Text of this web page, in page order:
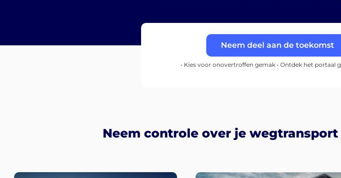
Neem deel aan de toekomst
• Kies voor onovertroffen gemak • Ontdek het portaal
Neem controle over je wegtransport